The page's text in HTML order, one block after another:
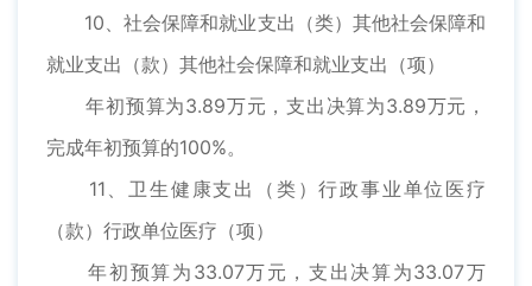
10、社会保障和就业支出（类）其他社会保障和
就业支出（款）其他社会保障和就业支出（项）
年初预算为3.89万元，支出决算为3.89万元，
完成年初预算的100%。
11、卫生健康支出（类）行政事业单位医疗
（款）行政单位医疗（项）
年初预算为33.07万元，支出决算为33.07万